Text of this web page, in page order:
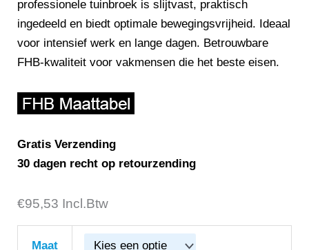
professionele tuinbroek is slijtvast, praktisch
ingedeeld en biedt optimale bewegingsvrijheid. Ideaal
voor intensief werk en lange dagen. Betrouwbare
FHB-kwaliteit voor vakmensen die het beste eisen.
Gratis Verzending
30 dagen recht op retourzending
€95,53 Incl.Btw
Maat
FHB
Tuinbroek